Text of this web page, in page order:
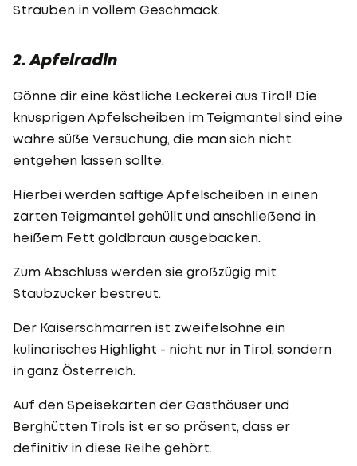
Strauben in vollem Geschmack.
2. Apfelradln
Gönne dir eine köstliche Leckerei aus Tirol! Die
knusprigen Apfelscheiben im Teigmantel sind eine
wahre süße Versuchung, die man sich nicht
entgehen lassen sollte.
Hierbei werden saftige Apfelscheiben in einen
zarten Teigmantel gehüllt und anschließend in
heißem Fett goldbraun ausgebacken.
Zum Abschluss werden sie großzügig mit
Staubzucker bestreut.
Der Kaiserschmarren ist zweifelsohne ein
kulinarisches Highlight - nicht nur in Tirol, sondern
in ganz Österreich.
Auf den Speisekarten der Gasthäuser und
Berghütten Tirols ist er so präsent, dass er
definitiv in diese Reihe gehört.